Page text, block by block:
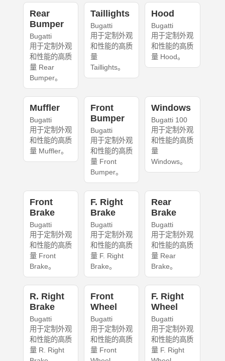
Rear
Bumper
Bugatti
用于定制外观
和性能的高质
量 Rear
Bumper。
Taillights
Bugatti
用于定制外观
和性能的高质
量
Taillights。
Hood
Bugatti
用于定制外观
和性能的高质
量 Hood。
Muffler
Bugatti
用于定制外观
和性能的高质
量 Muffler。
Front
Bumper
Bugatti
用于定制外观
和性能的高质
量 Front
Bumper。
Windows
Bugatti 100
用于定制外观
和性能的高质
量
Windows。
Front
Brake
Bugatti
用于定制外观
和性能的高质
量 Front
Brake。
F. Right
Brake
Bugatti
用于定制外观
和性能的高质
量 F. Right
Brake。
Rear
Brake
Bugatti
用于定制外观
和性能的高质
量 Rear
Brake。
R. Right
Brake
Bugatti
用于定制外观
和性能的高质
量 R. Right
Front
Wheel
Bugatti
用于定制外观
和性能的高质
量 Front
F. Right
Wheel
Bugatti
用于定制外观
和性能的高质
量 F. Right